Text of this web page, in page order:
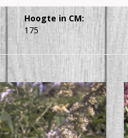
Hoogte in CM:
175